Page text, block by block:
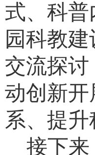
式、科
园科教
交流探
动创新
系、提
接下来